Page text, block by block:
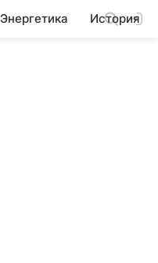
Энергетика История